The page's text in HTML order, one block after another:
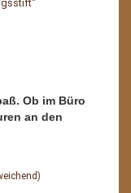
Ob im Büro
an den